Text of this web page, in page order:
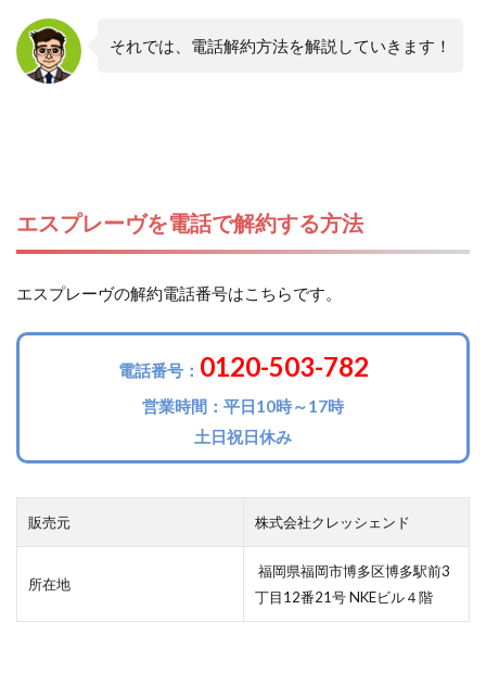
それでは、電話解約方法を解説していきます！
エスプレーヴを電話で解約する方法
エスプレーヴの解約電話番号はこちらです。
電話番号： 0120-503-782
営業時間：平日10時～17時
土日祝日休み
販売元 株式会社クレッシェンド
所在地
福岡県福岡市博多区博多駅前3
丁目12番21号 NKEビル４階